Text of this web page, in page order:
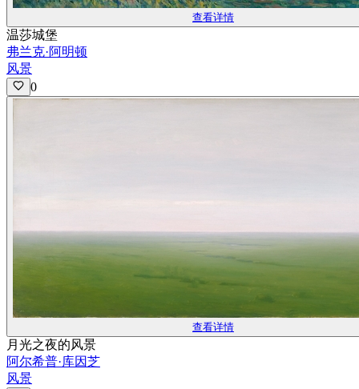
查看详情
温莎城堡
弗兰克·阿明顿
风景
0
查看详情
月光之夜的风景
阿尔希普·库因芝
风景